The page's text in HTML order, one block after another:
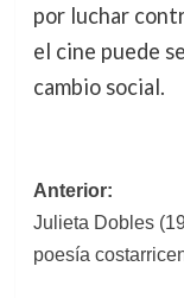
por luchar
el cine puede
cambio social.
de
entradas
Anterior:
Julieta Dobles
poesía